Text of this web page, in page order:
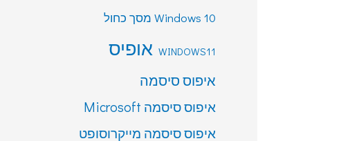
Windows 10 מסך כחול
WINDOWS11 אופיס
איפוס סיסמה
איפוס סיסמה Microsoft
איפוס סיסמה מייקרוסופט